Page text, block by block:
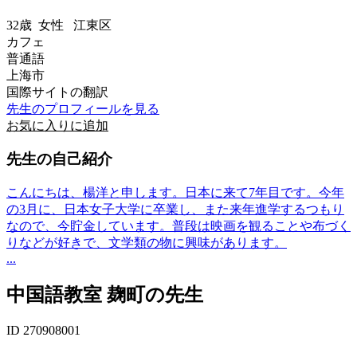
32歳 女性 江東区
カフェ
普通語
上海市
国際サイトの翻訳
先生のプロフィールを見る
お気に入りに追加
先生の自己紹介
こんにちは、楊洋と申します。日本に来て7年目です。今年
の3月に、日本女子大学に卒業し、また来年進学するつもり
なので、今貯金しています。普段は映画を観ることや布づく
りなどが好きで、文学類の物に興味があります。
...
中国語教室 麹町の先生
ID 270908001